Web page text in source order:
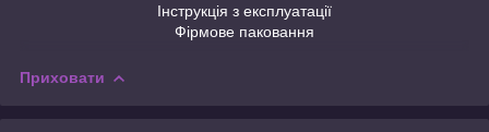
Інструкція з експлуатації
Фірмове паковання
Приховати